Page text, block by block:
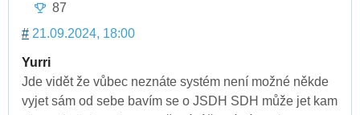
87
# 21.09.2024, 18:00
Yurri
Jde vidět že vůbec neznáte systém není možné někde
vyjet sám od sebe bavím se o JSDH SDH může jet kam